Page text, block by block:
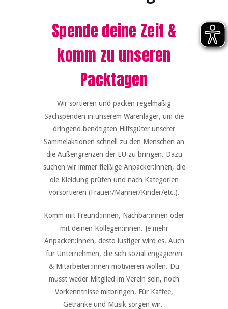
Spende deine Zeit &
komm zu unseren
Packtagen
Wir sortieren und packen regelmäßig
Sachspenden in unserem Warenlager, um die
dringend benötigten Hilfsgüter unserer
Sammelaktionen schnell zu den Menschen an
die Außengrenzen der EU zu bringen. Dazu
suchen wir immer fleißige Anpacker:innen, die
die Kleidung prüfen und nach Kategorien
vorsortieren (Frauen/Männer/Kinder/etc.).
Komm mit Freund:innen, Nachbar:innen oder
mit deinen Kollegen:innen. Je mehr
Anpacken:innen, desto lustiger wird es. Auch
für Unternehmen, die sich sozial engagieren
& Mitarbeiter:innen motivieren wollen. Du
musst weder Mitglied im Verein sein, noch
Vorkenntnisse mitbringen. Für Kaffee,
Getränke und Musik sorgen wir.